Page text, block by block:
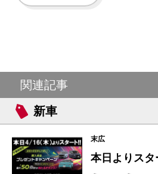
関連記事
新車
末広
本日よりスタ